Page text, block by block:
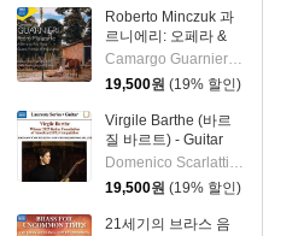
Suite; Ballet Suites;
Concertos)
Roberto Minczuk 과
르니에리: 오페라 &
관현악 작품집
(Guarnieri: Pedro
Malazarte)
Camargo Guarnieri 작곡 외 2명
19,500원 (19% 할인)
Virgile Barthe (바르
질 바르트) - Guitar
Recital (기타 리사이
틀)
Domenico Scarlatti 작곡 외 5명
19,500원 (19% 할인)
21세기의 브라스 음